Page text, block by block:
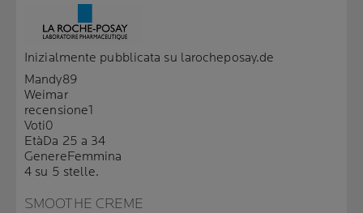
Inizialmente pubblicata su larocheposay.de
Mandy89
Weimar
recensione1
Voti0
EtàDa 25 a 34
GenereFemmina
4 su 5 stelle.
SMOOTHE CREME